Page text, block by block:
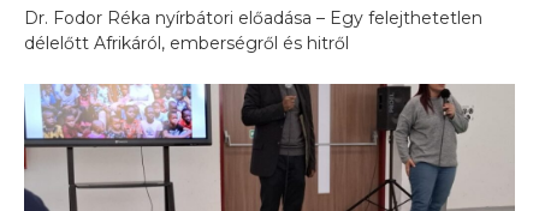
Dr. Fodor Réka nyírbátori előadása – Egy felejthetetlen
délelőtt Afrikáról, emberségről és hitről